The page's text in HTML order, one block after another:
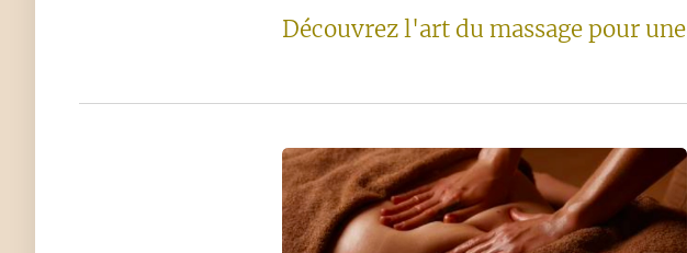
Découvrez l'art du massage pour